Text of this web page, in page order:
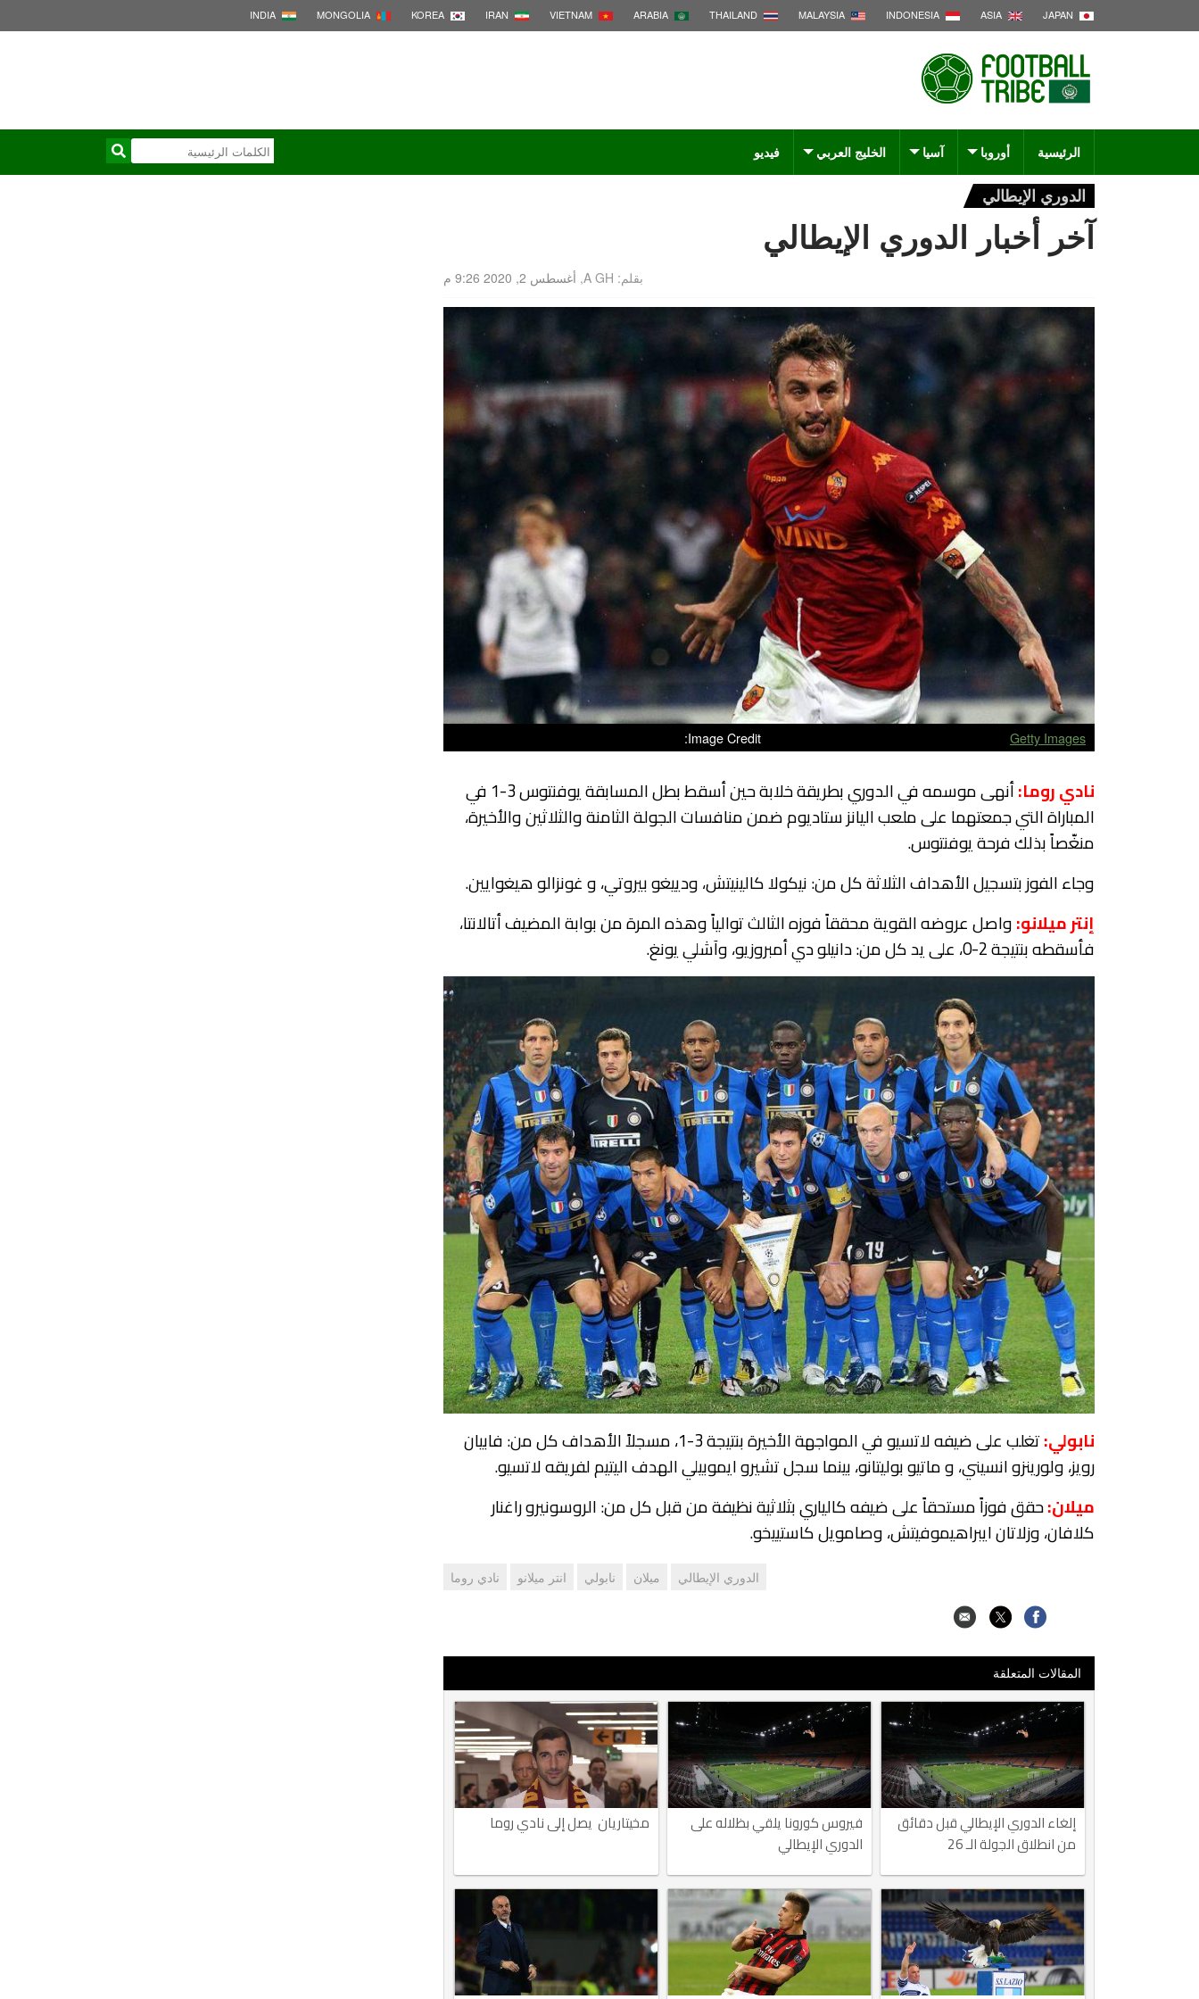
JAPAN
ASIA
INDONESIA
MALAYSIA
THAILAND
ARABIA
VIETNAM
IRAN
KOREA
MONGOLIA
INDIA
الرئيسية أوروبا آسيا الخليج العربي فيديو
الدوري الإيطالي
آخر أخبار الدوري الإيطالي​
بقلم: A GH, أغسطس 2, 2020 9:26 م
Image Credit: Getty Images
نادي روما:
أنهى موسمه في ​الدوري بطريقة خلابة حين أسقط بطل المسابقة ​يوفنتوس​ 3-1 في
المباراة التي جمعتهما على ملعب اليانز ستاديوم ضمن منافسات الجولة الثامنة والثلاثين والأخيرة،
منغّصاً بذلك فرحة يوفنتوس.
وجاء الفوز بتسجيل الأهداف الثلاثة كل من: نيكولا كالينيتش، ودييغو بيروتي، و غونزالو هيغوايين.
إنتر ميلانو:واصل عروضه القوية محققاً فوزه الثالث توالياً وهذه المرة من بوابة المضيف أتالانتا،
فأسقطه بنتيجة 2-0، على يد كل من: دانيلو
دي أمبروزيو، وآشلي يونغ.
نابولي:
تغلب ​على ضيفه ​لاتسيو​ في المواجهة الأخيرة بنتيجة 3-1، مسجلاً الأهداف كل من: فابيان
رويز، ولورينزو انسيني، و ماتيو بوليتانو، بينما سجل تشيرو ايموبيلي الهدف اليتيم لفريقه لاتسيو.
ميلان:حقق فوزاً مستحقاً على ضيفه ​كالياري​ بثلاثية نظيفة من قبل كل من: الروسونيرو راغنار
كلافان، وزلاتان ايبراهيموفيتش، وصامويل كاستييخو.
الدوري الإيطالي ميلان نابولي انتر ميلانو نادي روما
المقالات المتعلقة
إلغاء الدوري الإيطالي قبل دقائق
من انطلاق الجولة الـ 26
فيروس كورونا يلقي بظلاله على
الدوري الإيطالي
مخيتاريان يصل إلى نادي روما